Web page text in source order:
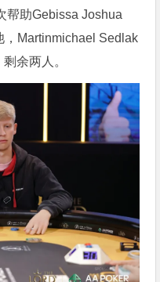
帮助Gebissa Joshua
Martinmichael Sedlak
余两人。